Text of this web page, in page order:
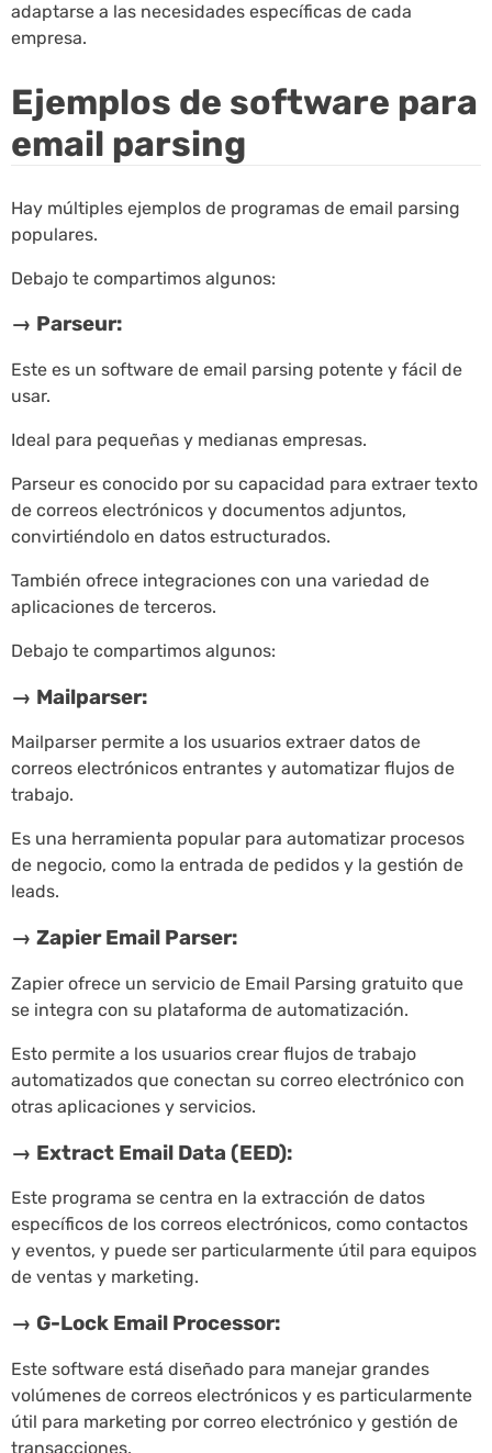
adaptarse a las necesidades específicas de cada
empresa.
Ejemplos de software para
email parsing
Hay múltiples ejemplos de programas de email parsing
populares.
Debajo te compartimos algunos:
→ Parseur:
Este es un software de email parsing potente y fácil de
usar.
Ideal para pequeñas y medianas empresas.
Parseur es conocido por su capacidad para extraer texto
de correos electrónicos y documentos adjuntos,
convirtiéndolo en datos estructurados.
También ofrece integraciones con una variedad de
aplicaciones de terceros.
Debajo te compartimos algunos:
→ Mailparser:
Mailparser permite a los usuarios extraer datos de
correos electrónicos entrantes y automatizar flujos de
trabajo.
Es una herramienta popular para automatizar procesos
de negocio, como la entrada de pedidos y la gestión de
leads.
→ Zapier Email Parser:
Zapier ofrece un servicio de Email Parsing gratuito que
se integra con su plataforma de automatización.
Esto permite a los usuarios crear flujos de trabajo
automatizados que conectan su correo electrónico con
otras aplicaciones y servicios.
→ Extract Email Data (EED):
Este programa se centra en la extracción de datos
específicos de los correos electrónicos, como contactos
y eventos, y puede ser particularmente útil para equipos
de ventas y marketing.
→ G-Lock Email Processor:
Este software está diseñado para manejar grandes
volúmenes de correos electrónicos y es particularmente
útil para marketing por correo electrónico y gestión de
transacciones.